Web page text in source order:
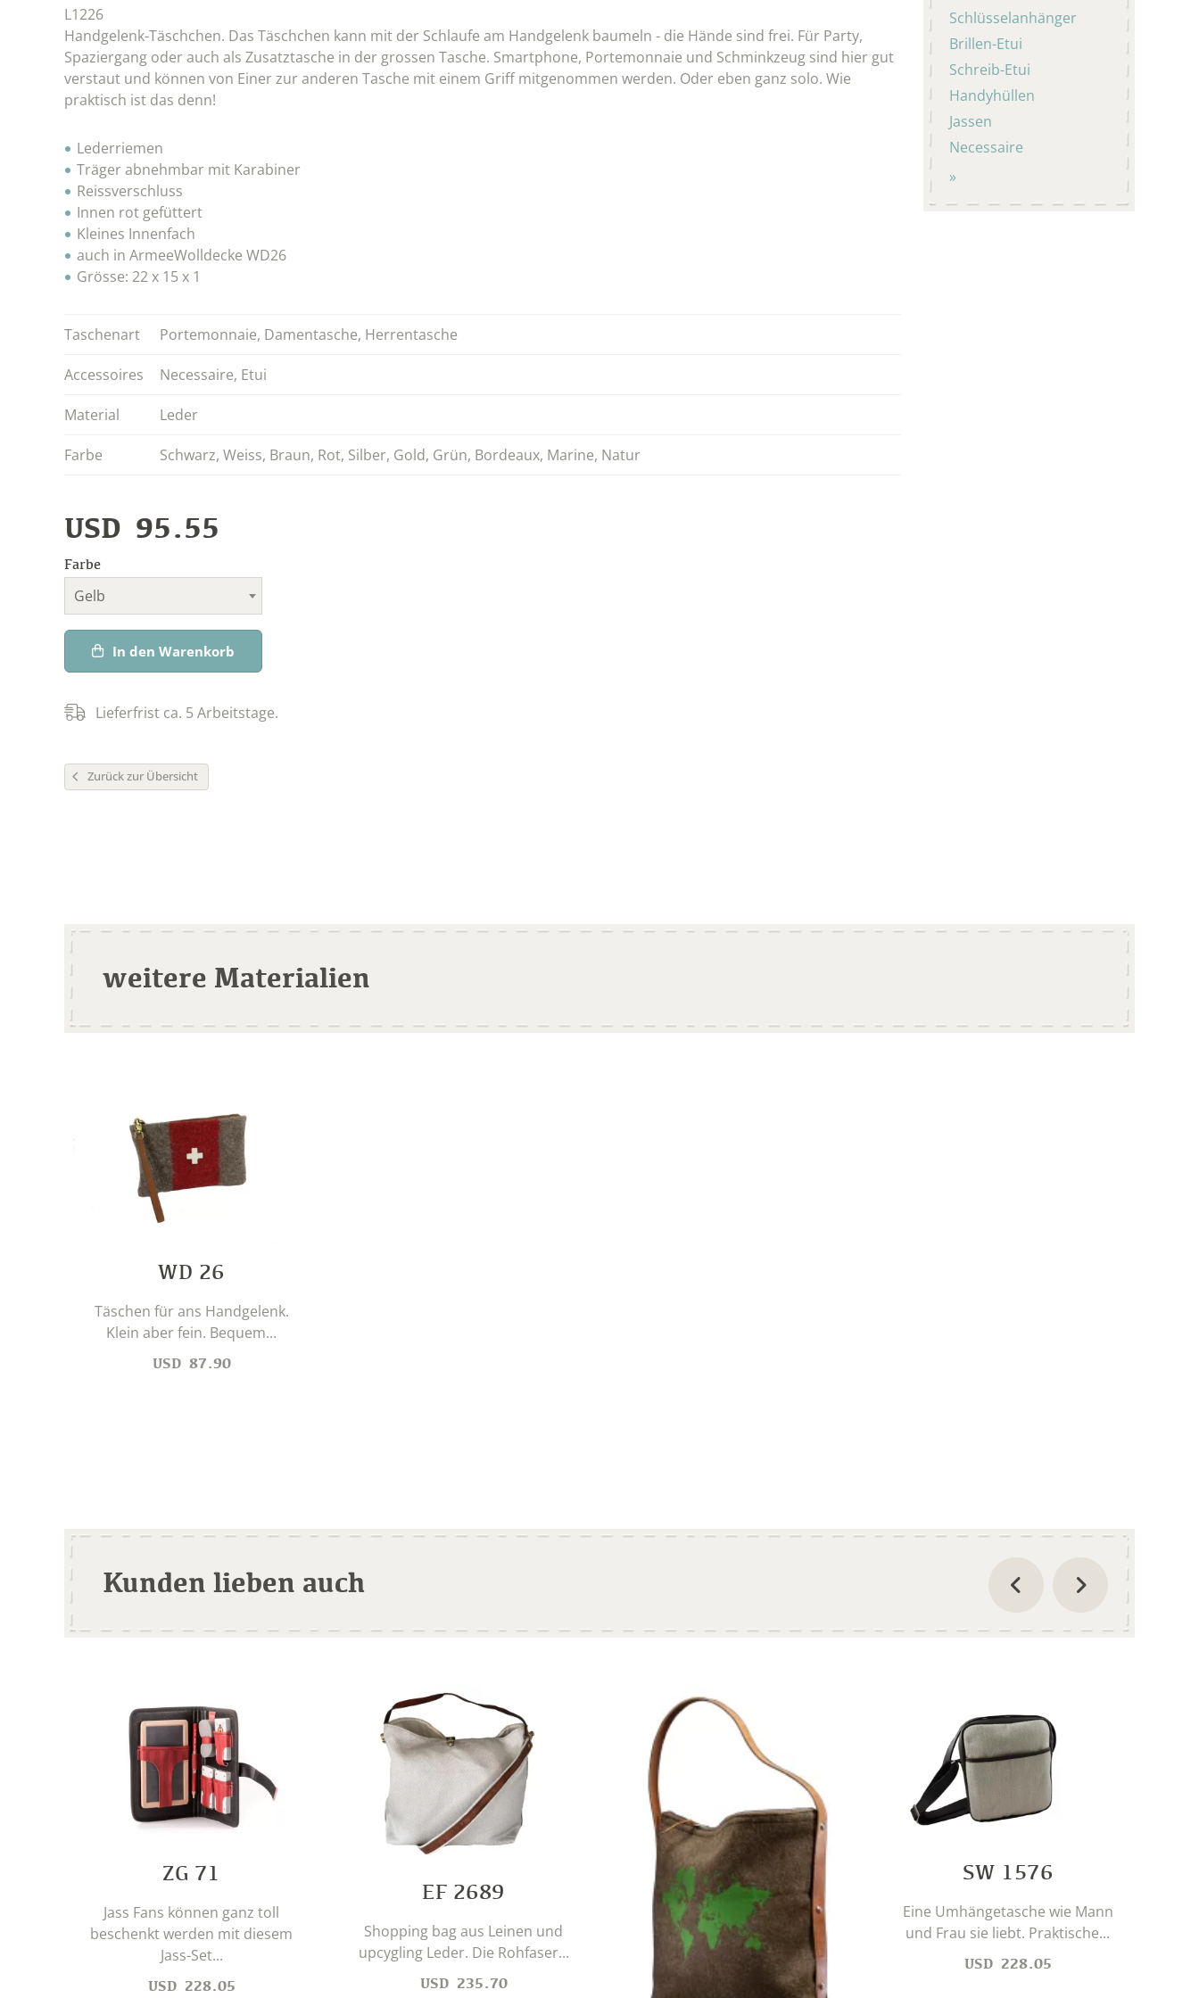
Schlüsselanhänger
Brillen-Etui
Schreib-Etui
Handyhüllen
Jassen
Necessaire
L1226
Handgelenk-Täschchen. Das Täschchen kann mit der Schlaufe am Handgelenk baumeln - die Hände sind frei. Für Party,
Spaziergang oder auch als Zusatztasche in der grossen Tasche. Smartphone, Portemonnaie und Schminkzeug sind hier gut
verstaut und können von Einer zur anderen Tasche mit einem Griff mitgenommen werden. Oder eben ganz solo. Wie
praktisch ist das denn!
Lederriemen
Träger abnehmbar mit Karabiner
Reissverschluss
Innen rot gefüttert
Kleines Innenfach
auch in ArmeeWolldecke WD26
Grösse: 22 x 15 x 1
Taschenart Portemonnaie, Damentasche, Herrentasche
Accessoires Necessaire, Etui
Material Leder
Farbe Schwarz, Weiss, Braun, Rot, Silber, Gold, Grün, Bordeaux, Marine, Natur
USD 95.55
Farbe
Gelb
In den Warenkorb
Lieferfrist ca. 5 Arbeitstage.
Zurück zur Übersicht
weitere Materialien
WD 26
Täschen für ans Handgelenk.
Klein aber fein. Bequem...
USD 87.90
Kunden lieben auch
ZG 71
Jass Fans können ganz toll
beschenkt werden mit diesem
Jass-Set...
USD 228.05
EF 2689
Shopping bag aus Leinen und
upcygling Leder. Die Rohfaser...
USD 235.70
SW 1576
Eine Umhängetasche wie Mann
und Frau sie liebt. Praktische...
USD 228.05